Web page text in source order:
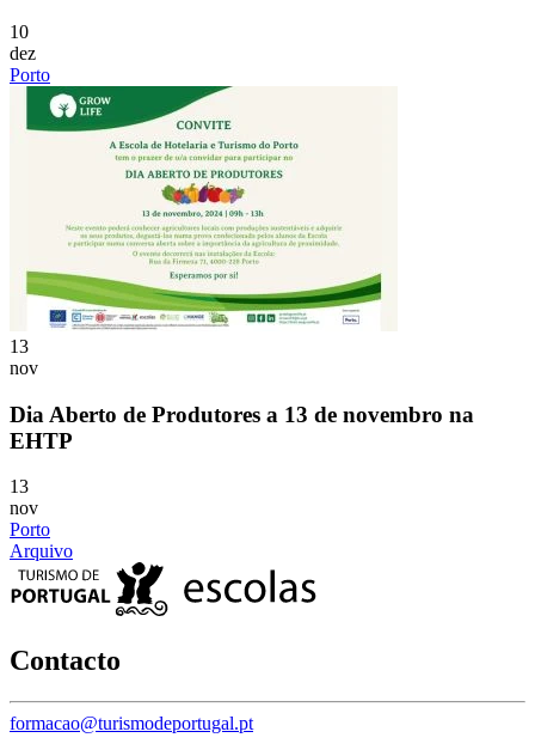
10
dez
Porto
13
nov
Dia Aberto de Produtores a 13 de novembro na
EHTP
13
nov
Porto
Arquivo
Contacto
formacao@turismodeportugal.pt